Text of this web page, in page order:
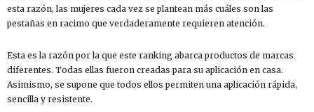
esta razón, las mujeres cada vez se plantean más cuáles son las
pestañas en racimo que verdaderamente requieren atención.
Esta es la razón por la que este ranking abarca productos de marcas
diferentes. Todas ellas fueron creadas para su aplicación en casa.
Asimismo, se supone que todos ellos permiten una aplicación rápida,
sencilla y resistente.